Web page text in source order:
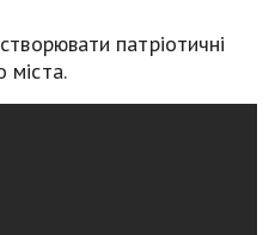
патріотичні
міста.